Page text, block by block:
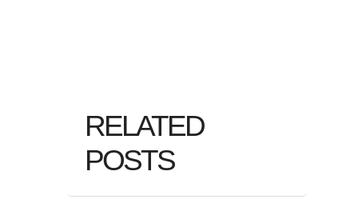
RELATED
POSTS